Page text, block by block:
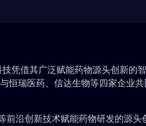
凭借其广泛赋能药物源头创新的
恒瑞医药、信达生物等四家企业
前沿创新技术赋能药物研发的源头